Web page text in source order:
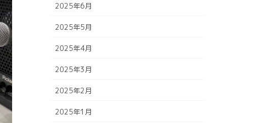
2025年6月
2025年5月
2025年4月
2025年3月
2025年2月
2025年1月